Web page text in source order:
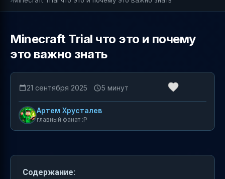
Minecraft Trial что это и почему
это важно знать
21 сентября 2025 5 минут
Артем Хрусталев
главный фанат :P
Содержание: